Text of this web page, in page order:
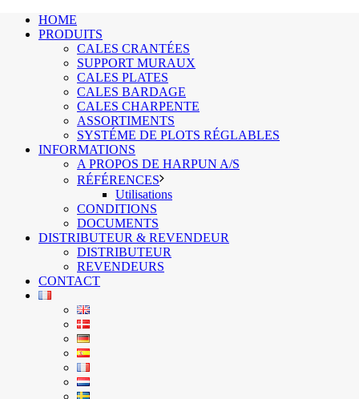
HOME
PRODUITS
CALES CRANTÉES
SUPPORT MURAUX
CALES PLATES
CALES BARDAGE
CALES CHARPENTE
ASSORTIMENTS
SYSTÉME DE PLOTS RÉGLABLES
INFORMATIONS
A PROPOS DE HARPUN A/S
RÉFÉRENCES
Utilisations
CONDITIONS
DOCUMENTS
DISTRIBUTEUR & REVENDEUR
DISTRIBUTEUR
REVENDEURS
CONTACT